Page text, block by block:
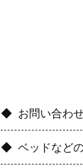
お問い合わ
ベッドなど